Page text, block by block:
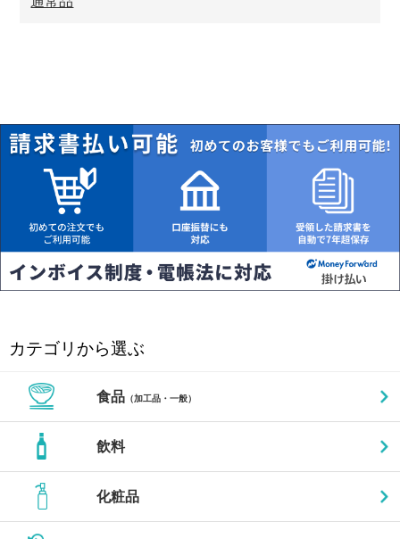
カテゴリから選ぶ
食品（加工品・一般）
飲料
化粧品